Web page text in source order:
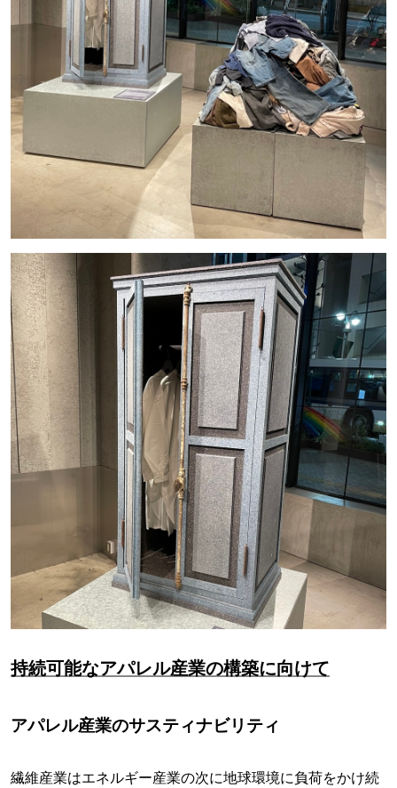
持続可能なアパレル産業の構築に向けて
アパレル産業のサスティナビリティ
繊維産業はエネルギー産業の次に地球環境に負荷をかけ続